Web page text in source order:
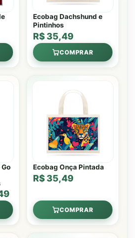
Ecobag Dachshund e
Pintinhos
R$ 35,49
COMPRAR
Ecobag Onça Pintada
R$ 35,49
COMPRAR